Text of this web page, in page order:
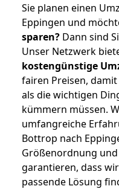
Sie planen einen
Eppingen und
sparen? Dann sind
Unser Netzwerk
kostengünstige
fairen Preisen,
als die wichtigen
kümmern müssen.
umfangreiche
Bottrop nach
Größenordnung
garantieren, dass
passende Lösung